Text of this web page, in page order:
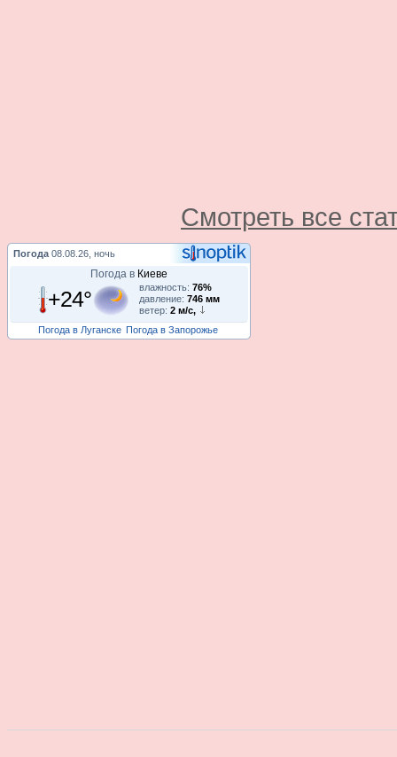
Смотреть все
Погода 08.08.26, ночь
Погода в Киеве
+24° влажность: 76%
давление: 746 мм
ветер: 2 м/с,
Погода в Луганске Погода в Запорожье